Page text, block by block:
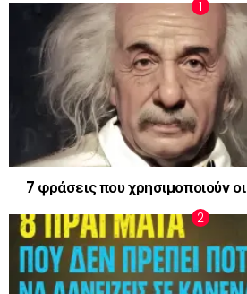
7 φράσεις που χρησιμοποιούν